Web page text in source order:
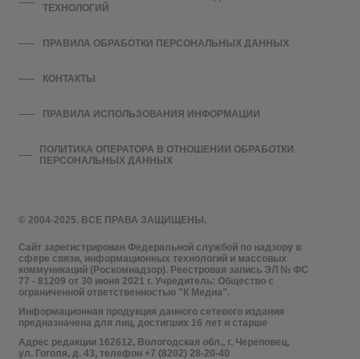
© 2004-2025. ВСЕ ПРАВА ЗАЩИЩЕНЫ.
Сайт зарегистрирован Федеральной службой по надзору в
сфере связи, информационных технологий и массовых
коммуникаций (Роскомнадзор). Реестровая запись ЭЛ № ФС
77 - 81209 от 30 июня 2021 г. Учредитель: Общество с
ограниченной ответственностью "К Медиа".
Информационная продукция данного сетевого издания
предназначена для лиц, достигших 16 лет и старше
Адрес редакции 162612, Вологодская обл., г. Череповец,
ул. Гоголя, д. 43, телефон +7 (8202) 28-20-40
ТЕХНОЛОГИЙ
ПРАВИЛА ОБРАБОТКИ ПЕРСОНАЛЬНЫХ ДАННЫХ
КОНТАКТЫ
ПРАВИЛА ИСПОЛЬЗОВАНИЯ ИНФОРМАЦИИ
ПОЛИТИКА ОПЕРАТОРА В ОТНОШЕНИИ ОБРАБОТКИ
ПЕРСОНАЛЬНЫХ ДАННЫХ